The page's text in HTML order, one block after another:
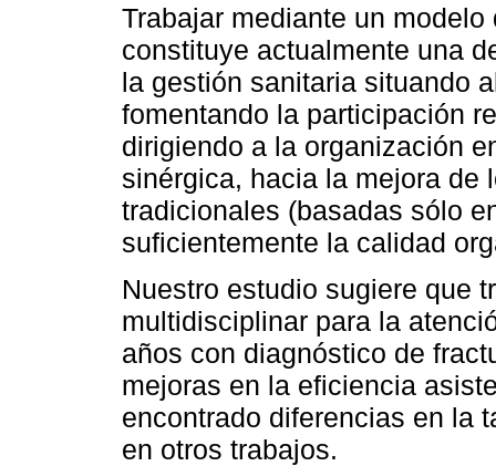
Trabajar mediante un
constituye actualmente una
la gestión sanitaria situando
fomentando la participación
dirigiendo a la organización
sinérgica, hacia la mejora de
tradicionales (basadas sólo
suficientemente la calidad
Nuestro estudio sugiere que
multidisciplinar para la
años con diagnóstico de
mejoras en la eficiencia
encontrado diferencias en la
en otros trabajos.